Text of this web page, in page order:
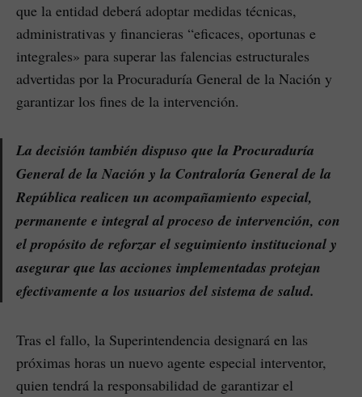
que la entidad deberá adoptar medidas técnicas,
administrativas y financieras “eficaces, oportunas e
integrales» para superar las falencias estructurales
advertidas por la Procuraduría General de la Nación y
garantizar los fines de la intervención.
La decisión también dispuso que la Procuraduría
General de la Nación y la Contraloría General de la
República realicen un acompañamiento especial,
permanente e integral al proceso de intervención, con
el propósito de reforzar el seguimiento institucional y
asegurar que las acciones implementadas protejan
efectivamente a los usuarios del sistema de salud.
Tras el fallo, la Superintendencia designará en las
próximas horas un nuevo agente especial interventor,
quien tendrá la responsabilidad de garantizar el